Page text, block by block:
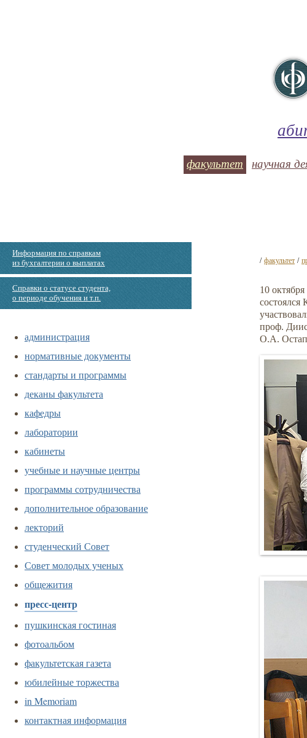
факультет научная
Информация по справкам
из бухгалтерии о выплатах
Справки о статусе студента,
о периоде обучения и т.п.
администрация
нормативные документы
стандарты и программы
деканы факультета
кафедры
лаборатории
кабинеты
учебные и научные центры
программы сотрудничества
дополнительное образование
лекторий
студенческий Совет
Совет молодых ученых
общежития
пресс-центр
пушкинская гостиная
фотоальбом
факультетская газета
юбилейные торжества
in Memoriam
контактная информация
/ факультет /
10
проф.
О.А.